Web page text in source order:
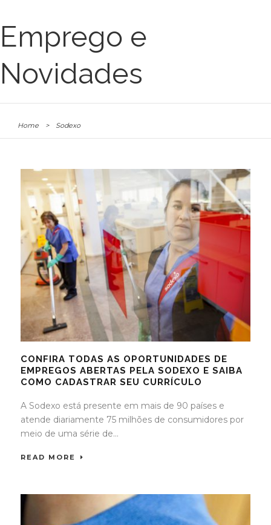
Emprego e
Novidades
Home > Sodexo
CONFIRA TODAS AS OPORTUNIDADES DE
EMPREGOS ABERTAS PELA SODEXO E SAIBA
COMO CADASTRAR SEU CURRÍCULO
A Sodexo está presente em mais de 90 países e
atende diariamente 75 milhões de consumidores por
meio de uma série de...
READ MORE